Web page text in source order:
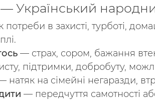
Український
потреби в захисті, турботі,
— страх, сором, бажання
підтримки, добробуту,
натяк на сімейні негаразди,
— передчуття самотності